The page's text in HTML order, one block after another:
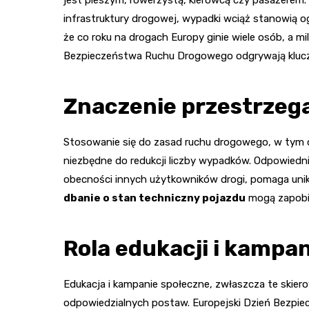
infrastruktury drogowej, wypadki wciąż stanowią
że co roku na drogach Europy ginie wiele osób, a
Bezpieczeństwa Ruchu Drogowego odgrywają
Znaczenie
Stosowanie się do zasad ruchu drogowego, w
niezbędne do redukcji liczby wypadków.
obecności innych użytkowników drogi, pomaga
dbanie o stan techniczny pojazdu mogą
Rola edukacji i
Edukacja i kampanie społeczne, zwłaszcza te
odpowiedzialnych postaw. Europejski Dzień